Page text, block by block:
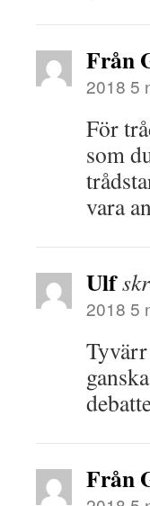
Från
2018 5
För
som
vara
Ulf
2018 5
Från